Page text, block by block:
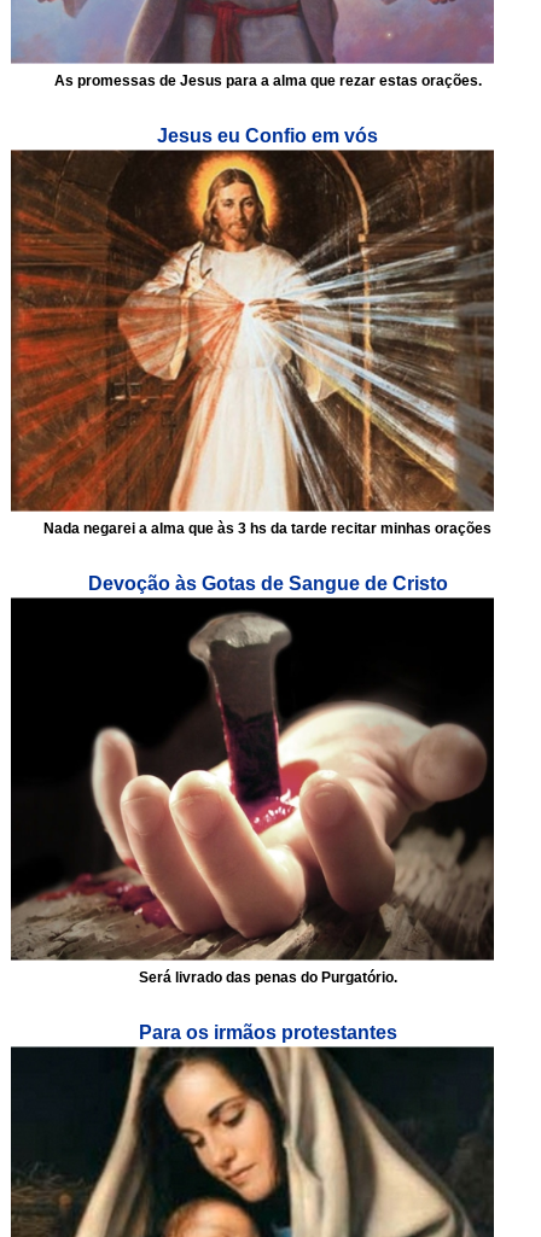
As promessas de Jesus para a alma que rezar estas orações.
Jesus eu Confio em vós
Nada negarei a alma que às 3 hs da tarde recitar minhas orações
Devoção às Gotas de Sangue de Cristo
Será livrado das penas do Purgatório.
Para os irmãos protestantes